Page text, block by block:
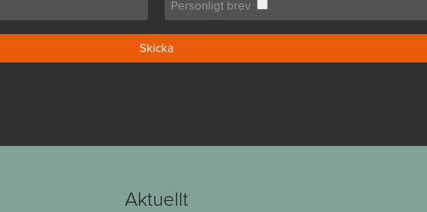
Personligt brev
Aktuellt